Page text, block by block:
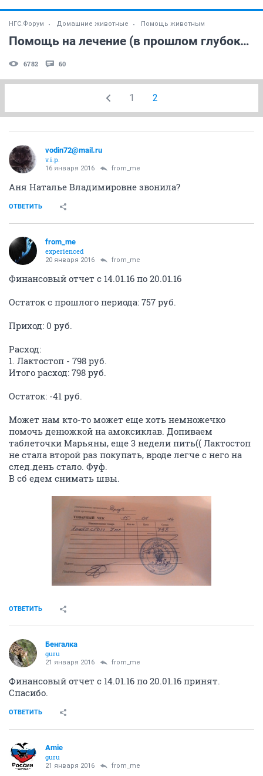
НГС.Форум Домашние животные Помощь животным
Помощь на лечение (в прошлом глубокобеременной) собаки
6782 60
1 2
vodin72@mail.ru
v.i.p.
16 января 2016 from_me
Аня Наталье Владимировне звонила?
ОТВЕТИТЬ
from_me
experienced
20 января 2016 from_me
Финансовый отчет с 14.01.16 по 20.01.16
Остаток с прошлого периода: 757 руб.
Приход: 0 руб.
Расход:
1. Лактостоп - 798 руб.
Итого расход: 798 руб.
Остаток: -41 руб.
Может нам кто-то может еще хоть немножечко
помочь денюжкой на амоксиклав. Допиваем
таблеточки Марьяны, еще 3 недели пить(( Лактостоп
не стала второй раз покупать, вроде легче с него на
след.день стало. Фуф.
В сб едем снимать швы.
ОТВЕТИТЬ
Бенгалка
guru
21 января 2016 from_me
Финансовый отчет с 14.01.16 по 20.01.16 принят.
Спасибо.
ОТВЕТИТЬ
Amie
guru
21 января 2016 from_me